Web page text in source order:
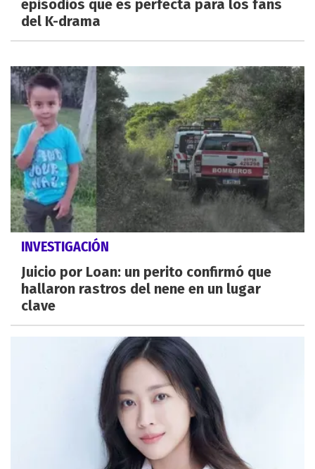
episodios que es perfecta para los fans
del K-drama
INVESTIGACIÓN
Juicio por Loan: un perito confirmó que
hallaron rastros del nene en un lugar
clave